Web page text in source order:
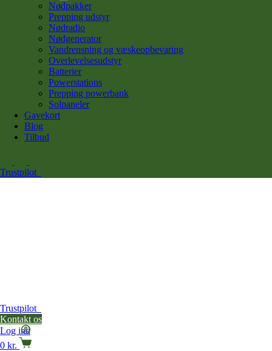
Nødpakker
Prepping udstyr
Nødradio
Nødgenerator
Vandrensning og væskeopbevaring
Overlevelsesudstyr
Batterier
Powerstations
Prepping powerbank
Solpaneler
Gavekort
Blog
Tilbud
Trustpilot
Trustpilot
Kontakt os
Log ind
Indkøbskurv
0 kr.